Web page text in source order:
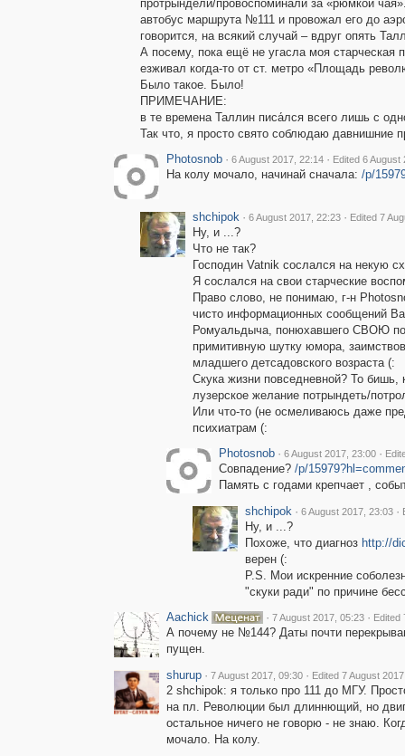
протрындели/провоспоминали за «рюмкой
автобус маршрута №111 и провожал его до
говорится, на всякий случай – вдруг опять
А посему, пока ещё не угасла моя
езживал когда-то от ст. метро «Площадь
Было такое. Было!
ПРИМЕЧАНИЕ:
в те времена Таллин писа́лся всего лишь с
Так что, я просто свято соблюдаю давнишние
Photosnob · 6 August 2017, 22:14 · Edited 6 August
На колу мочало, начинай сначала: /p/
shchipok · 6 August 2017, 22:23 · Edited 7
Ну, и ...?
Что не так?
Господин Vatnik сослался на некую
Я сослался на свои старческие
Право слово, не понимаю, г-н
чисто информационных сообщений
Ромуальдыча, понюхавшего СВОЮ
примитивную шутку юмора,
младшего детсадовского возраста (:
Скука жизни повседневной? То бишь,
лузерское желание потрындеть/
Или что-то (не осмеливаюсь даже
психиатрам (:
Photosnob · 6 August 2017, 23:00 ·
Совпадение? /p/
Память с годами крепчает ,
shchipok · 6 August 2017, 23:03 ·
Ну, и ...?
Похоже, что диагноз http://
верен (:
P.S. Мои искренние
"скуки ради" по причине
Aachick
· 7 August 2017, 05:23 · Edited
А почему не №144? Даты почти
пущен.
shurup · 7 August 2017, 09:30 · Edited 7 August
2 shchipok: я только про 111 до МГУ.
на пл. Революции был длиннющий, но
остальное ничего не говорю - не знаю.
мочало. На колу.